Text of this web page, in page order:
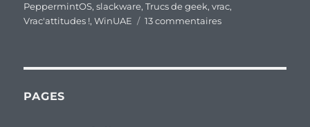
PeppermintOS,slackware,Trucs de geek,vrac,
Vrac'attitudes !,WinUAE 13 commentairessur
PAGES